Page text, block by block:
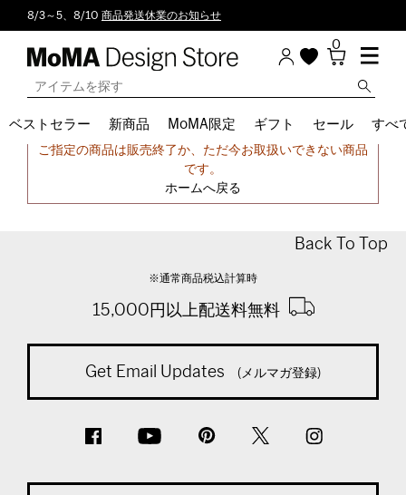
8/3～5、8/10 商品発送休業のお知らせ
0
ベストセラー 新商品 MoMA限定 ギフト セール すべ
申し訳ございません。
ご指定の商品は販売終了か、ただ今お取扱いできない商品
です。
ホームへ戻る
Back To Top
※通常商品税込計算時
15,000円以上配送料無料
Get Email Updates (メルマガ登録)